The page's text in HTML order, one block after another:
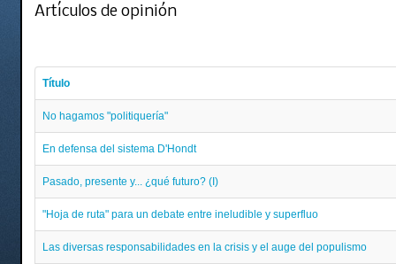
Artículos de opinión
Título
No hagamos "politiquería"
En defensa del sistema D'Hondt
Pasado, presente y... ¿qué futuro? (I)
"Hoja de ruta" para un debate entre ineludible y superfluo
Las diversas responsabilidades en la crisis y el auge del populismo